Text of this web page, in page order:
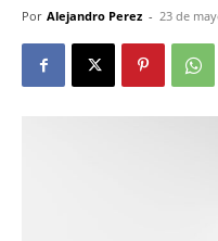
Por Alejandro Perez - 23 de